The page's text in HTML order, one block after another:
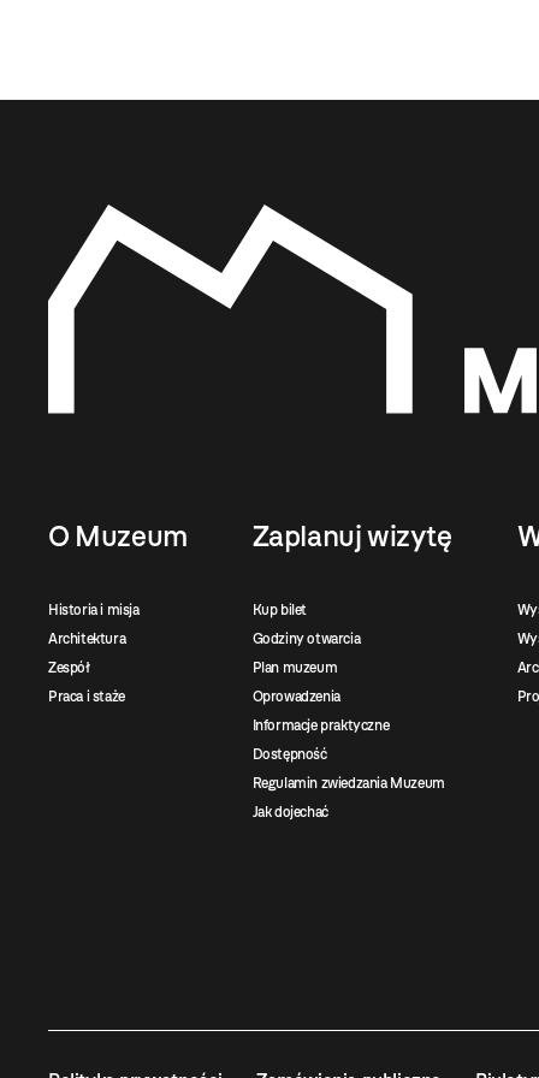
O Muzeum
Historia i misja
Architektura
Zespół
Praca i staże
Zaplanuj wizytę
Kup bilet
Godziny otwarcia
Plan muzeum
Oprowadzenia
Informacje praktyczne
Dostępność
Regulamin zwiedzania Muzeum
Jak dojechać